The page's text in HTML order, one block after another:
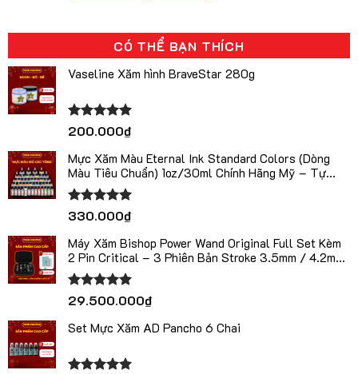
CÓ THỂ BẠN THÍCH
Vaseline Xăm hình BraveStar 280g
Được xếp
5 sao
200.000₫
Mực Xăm Màu Eternal Ink Standard Colors (Dòng
Màu Tiêu Chuẩn) 1oz/30ml Chính Hãng Mỹ – Tự
Chọn Màu
Được xếp
5 sao
330.000₫
Máy Xăm Bishop Power Wand Original Full Set Kèm
2 Pin Critical – 3 Phiên Bản Stroke 3.5mm / 4.2mm
/ 5.0mm
Được xếp
5 sao
29.500.000₫
Set Mực Xăm AD Pancho 6 Chai